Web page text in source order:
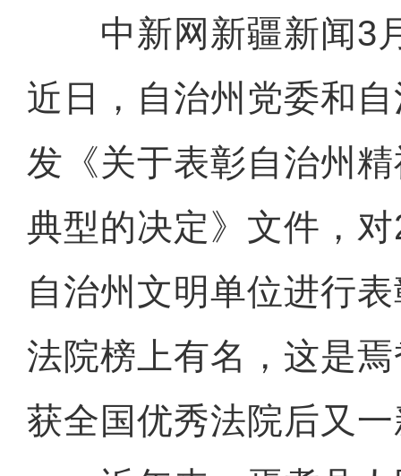
中新网新疆新闻3
近日，自治州党委和
发《关于表彰自治州
典型的决定》文件，
自治州文明单位进行
法院榜上有名，这是
获全国优秀法院后又